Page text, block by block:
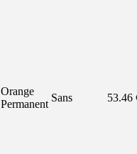
Orange
Permanent
Sans 53.46